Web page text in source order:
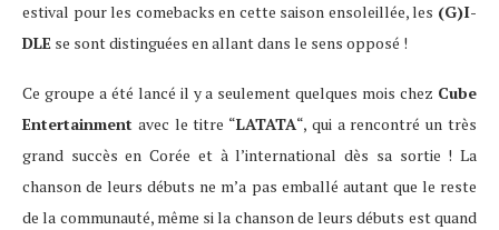
estival pour les comebacks en cette saison ensoleillée, les (G)I-
DLE se sont distinguées en allant dans le sens opposé !
Ce groupe a été lancé il y a seulement quelques mois chez Cube
Entertainment avec le titre “LATATA“, qui a rencontré un très
grand succès en Corée et à l’international dès sa sortie ! La
chanson de leurs débuts ne m’a pas emballé autant que le reste
de la communauté, même si la chanson de leurs débuts est quand